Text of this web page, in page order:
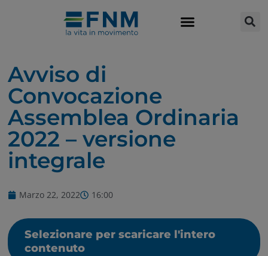
Avviso di
Convocazione
Assemblea Ordinaria
2022 – versione
integrale
Marzo 22, 2022 16:00
Selezionare per scaricare l'intero
contenuto